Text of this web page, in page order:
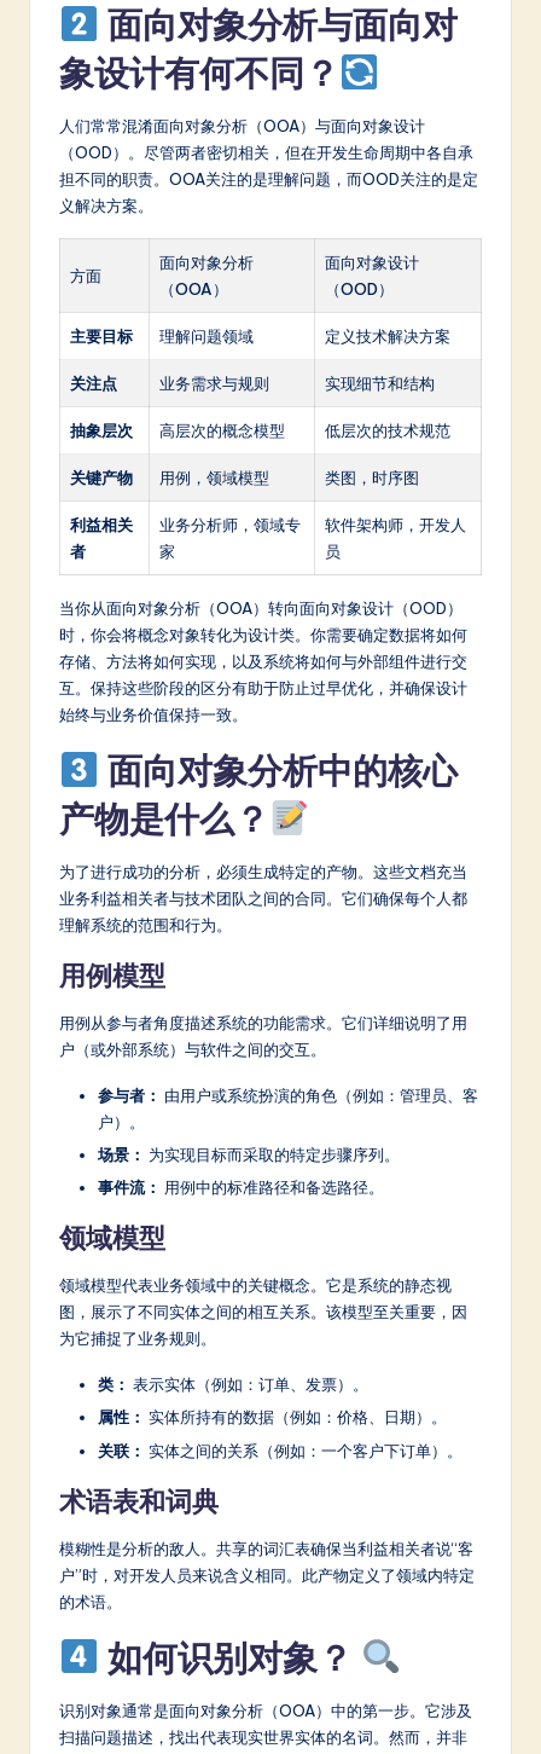
ft
w
面向对象分析与面向对
象设计有何不同？
人们常常混淆面向对象分析（OOA）与面向对象设计
（OOD）。尽管两者密切相关，但在开发生命周期中各自承
担不同的职责。OOA关注的是理解问题，而OOD关注的是定
义解决方案。
方面
面向对象分析
（OOA）
面向对象设计
（OOD）
主要目标 理解问题领域 定义技术解决方案
关注点 业务需求与规则 实现细节和结构
抽象层次 高层次的概念模型 低层次的技术规范
关键产物 用例，领域模型 类图，时序图
利益相关
者
业务分析师，领域专
家
软件架构师，开发人
员
当你从面向对象分析（OOA）转向面向对象设计（OOD）
时，你会将概念对象转化为设计类。你需要确定数据将如何
存储、方法将如何实现，以及系统将如何与外部组件进行交
互。保持这些阶段的区分有助于防止过早优化，并确保设计
始终与业务价值保持一致。
面向对象分析中的核心
产物是什么？
为了进行成功的分析，必须生成特定的产物。这些文档充当
业务利益相关者与技术团队之间的合同。它们确保每个人都
理解系统的范围和行为。
用例模型
用例从参与者角度描述系统的功能需求。它们详细说明了用
户（或外部系统）与软件之间的交互。
参与者： 由用户或系统扮演的角色（例如：管理员、客
户）。
场景： 为实现目标而采取的特定步骤序列。
事件流： 用例中的标准路径和备选路径。
领域模型
领域模型代表业务领域中的关键概念。它是系统的静态视
图，展示了不同实体之间的相互关系。该模型至关重要，因
为它捕捉了业务规则。
类： 表示实体（例如：订单、发票）。
属性： 实体所持有的数据（例如：价格、日期）。
关联： 实体之间的关系（例如：一个客户下订单）。
术语表和词典
模糊性是分析的敌人。共享的词汇表确保当利益相关者说“客
户”时，对开发人员来说含义相同。此产物定义了领域内特定
的术语。
如何识别对象？
识别对象通常是面向对象分析（OOA）中的第一步。它涉及
扫描问题描述，找出代表现实世界实体的名词。然而，并非